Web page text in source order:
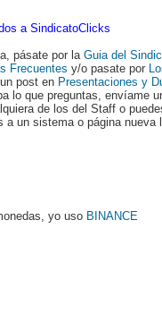
a SindicatoClicks
pásate por la Guia del
Frecuentes y/o pasate por
post en Presentaciones y
lo que preguntas, envíame
de los del Staff o
un sistema o página nueva
yo uso BINANCE